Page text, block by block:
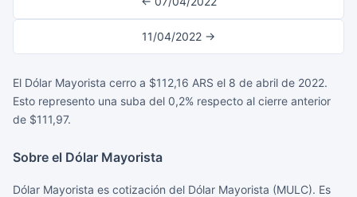
11/04/2022 →
El Dólar Mayorista cerro a $112,16 ARS el 8 de abril de 2022.
Esto represento una suba del 0,2% respecto al cierre anterior
de $111,97.
Sobre el Dólar Mayorista
Dólar Mayorista es cotización del Dólar Mayorista (MULC). Es